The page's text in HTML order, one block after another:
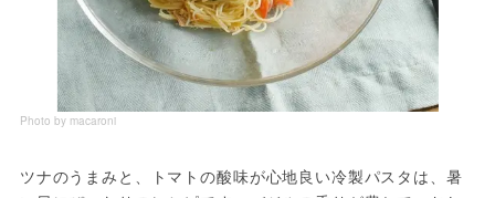
Photo by macaroni
ツナのうまみと、トマトの酸味が心地良い冷製パスタは、暑